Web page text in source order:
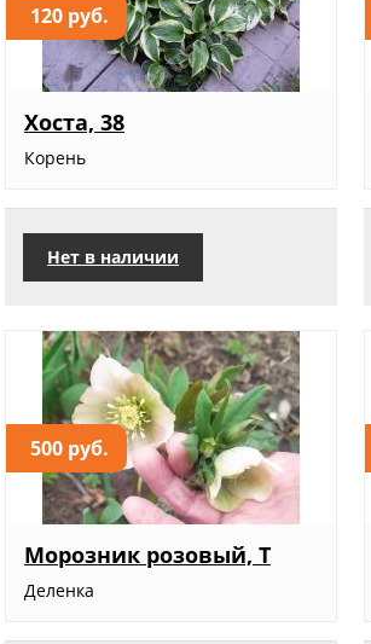
120 руб.
Хоста, 38
Корень
Нет в наличии
500 руб.
Морозник розовый, Т
Деленка